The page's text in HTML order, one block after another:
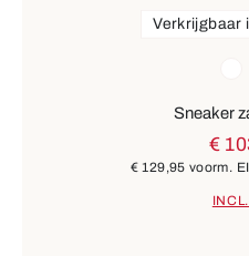
Verkrijgbaar
Sneaker
€
€ 129,95 voorm.